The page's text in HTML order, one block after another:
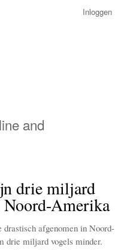
Inloggen
and
drie miljard
Noord-Amerika
drastisch afgenomen in Noord-
drie miljard vogels minder.